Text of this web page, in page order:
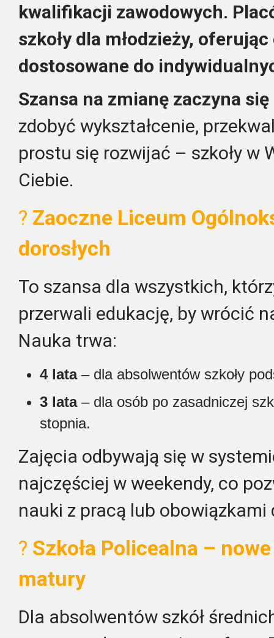
kwalifikacji zawodowych.
szkoły dla młodzieży,
dostosowane do
Szansa na zmianę zaczyna
zdobyć wykształcenie,
prostu się rozwijać – szkoły w
Ciebie.
? Zaoczne Liceum
dorosłych
To szansa dla wszystkich,
przerwali edukację, by wrócić
Nauka trwa:
4 lata– dla absolwentów szkoły
3 lata– dla osób po zasadniczej
stopnia.
Zajęcia odbywają się w
najczęściej w weekendy, co
nauki z pracą lub obowiązkami
? Szkoła Policealna –
matury
Dla absolwentów szkół